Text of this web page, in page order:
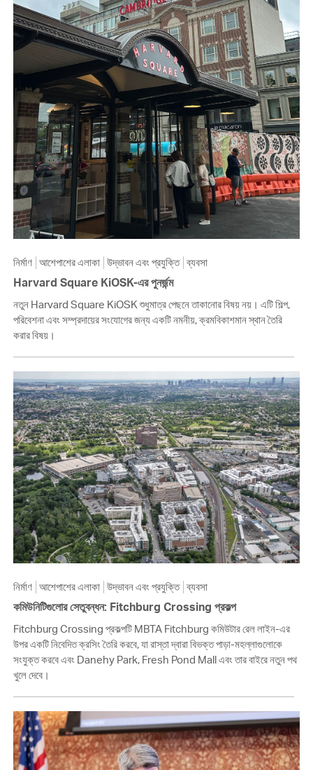
নির্মাণ আশেপাশের এলাকা উদ্ভাবন এবং প্রযুক্তি ব্যবসা
Harvard Square KiOSK-এর পুনর্জন্ম
নতুন Harvard Square KiOSK শুধুমাত্র পেছনে তাকানোর বিষয় নয়। এটি শিল্প,
পরিবেশনা এবং সম্প্রদায়ের সংযোগের জন্য একটি নমনীয়, ক্রমবিকাশমান স্থান তৈরি
করার বিষয়।
নির্মাণ আশেপাশের এলাকা উদ্ভাবন এবং প্রযুক্তি ব্যবসা
কমিউনিটিগুলোর সেতুবন্ধন: Fitchburg Crossing প্রকল্প
Fitchburg Crossing প্রকল্পটি MBTA Fitchburg কমিউটার রেল লাইন-এর
উপর একটি নিবেদিত ক্রসিং তৈরি করবে, যা রাস্তা দ্বারা বিভক্ত পাড়া-মহল্লাগুলোকে
সংযুক্ত করবে এবং Danehy Park, Fresh Pond Mall এবং তার বাইরে নতুন পথ
খুলে দেবে।